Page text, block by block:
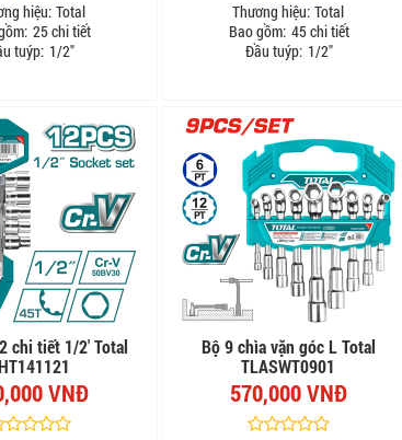
hiệu: Total
25 chi tiết
tuýp: 1/2"
Thương hiệu: Total
Bao gồm: 45 chi tiết
Đầu tuýp: 1/2"
chi tiết 1/2' Total
VNĐ
Bộ 9 chìa vặn góc L Total
TLASWT0901
570,000 VNĐ